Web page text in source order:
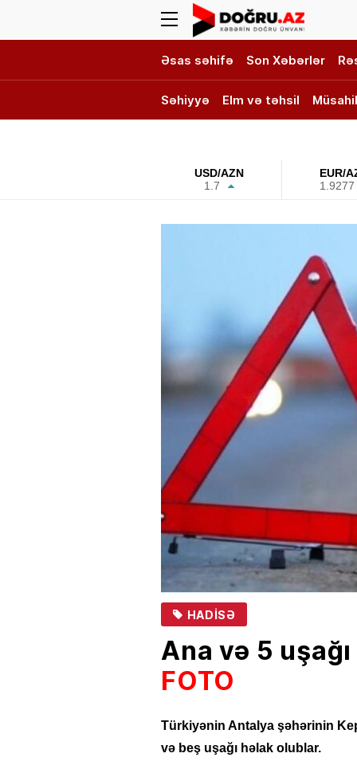
Əsas səhifə Son Xəbərlər
Səhiyyə Elm və təhsil
USD/AZN
1.7
EUR/
1.9277
HADISƏ
Ana və 5
FOTO
Türkiyənin Antalya şəhərinin
və beş uşağı həlak olublar.